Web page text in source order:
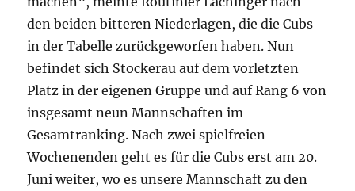
den beiden bitteren Niederlagen, die die Cubs
in der Tabelle zurückgeworfen haben. Nun
befindet sich Stockerau auf dem vorletzten
Platz in der eigenen Gruppe und auf Rang 6 von
insgesamt neun Mannschaften im
Gesamtranking. Nach zwei spielfreien
Wochenenden geht es für die Cubs erst am 20.
Juni weiter, wo es unsere Mannschaft zu den